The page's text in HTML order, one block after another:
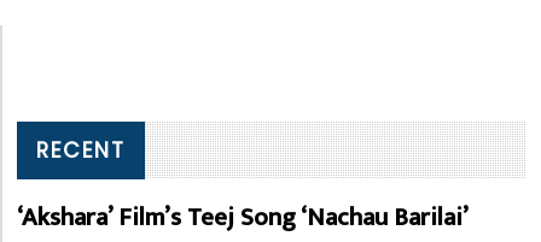
RECENT
‘Akshara’ Film’s Teej Song ‘Nachau Barilai’